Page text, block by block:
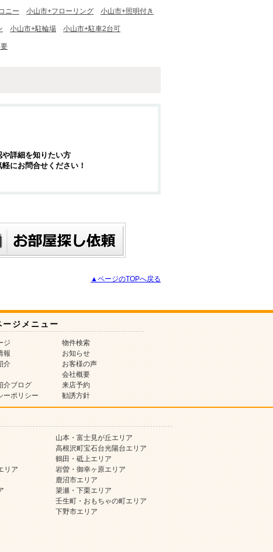
ニー 小山市+フローリング 小山市+照明付き
小山市+駐輪場 小山市+駐車2台可
や詳細を知りたい方
にお問合せください！
▲ページのTOPへ戻る
ージメニュー
ジ
物件検索
報
お知らせ
介
お客様の声
会社概要
介ブログ
来店予約
ーポリシー
勧誘方針
山本・富士見が丘エリア
高根沢町宝石台光陽台エリア
鶴田・砥上エリア
リア
岩曽・御幸ヶ原エリア
鹿沼市エリア
簗瀬・下栗エリア
壬生町・おもちゃの町エリア
下野市エリア